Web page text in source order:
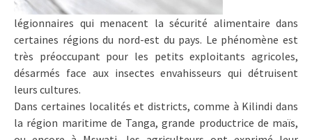
légionnaires qui menacent la sécurité alimentaire dans
certaines régions du nord-est du pays. Le phénomène est
très préoccupant pour les petits exploitants agricoles,
désarmés face aux insectes envahisseurs qui détruisent
leurs cultures.
Dans certaines localités et districts, comme à Kilindi dans
la région maritime de Tanga, grande productrice de maïs,